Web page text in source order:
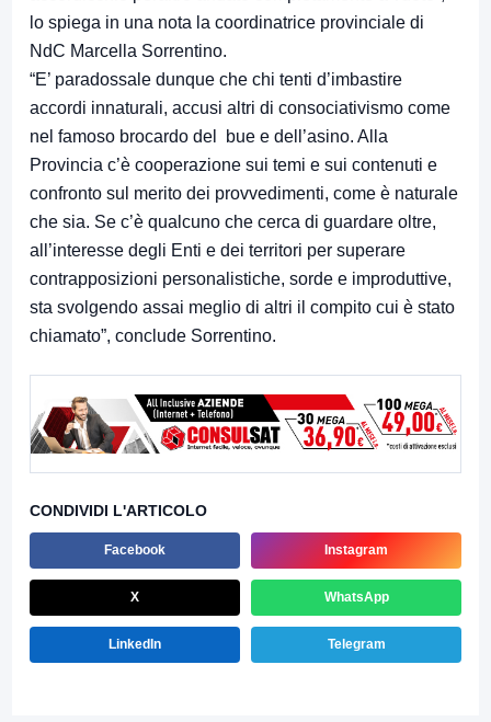
lo spiega in una nota la coordinatrice provinciale di
NdC Marcella Sorrentino.
“E’ paradossale dunque che chi tenti d’imbastire
accordi innaturali, accusi altri di consociativismo come
nel famoso brocardo del bue e dell’asino. Alla
Provincia c’è cooperazione sui temi e sui contenuti e
confronto sul merito dei provvedimenti, come è naturale
che sia. Se c’è qualcuno che cerca di guardare oltre,
all’interesse degli Enti e dei territori per superare
contrapposizioni personalistiche, sorde e improduttive,
sta svolgendo assai meglio di altri il compito cui è stato
chiamato”, conclude Sorrentino.
CONDIVIDI L'ARTICOLO
Facebook Instagram
X WhatsApp
LinkedIn Telegram